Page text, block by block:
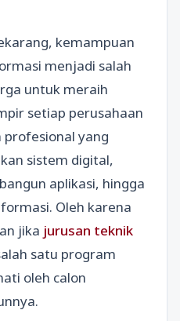
kemampuan
menjadi salah
untuk meraih
setiap perusahaan
yang
sistem digital,
aplikasi, hingga
Oleh karena
jika jurusan teknik
satu program
oleh calon